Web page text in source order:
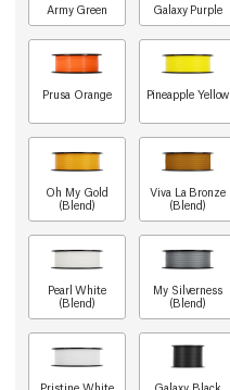
Army Green Galaxy Purple
Prusa Orange Pineapple Yellow
Oh My Gold
(Blend)
Viva La Bronze
(Blend)
Pearl White
(Blend)
My Silverness
(Blend)